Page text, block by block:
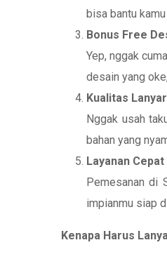
bisa bantu
Bonus Free
Yep, nggak
desain yang
Kualitas
Nggak usah
bahan yang
Layanan
Pemesanan di
impianmu siap
Kenapa Harus